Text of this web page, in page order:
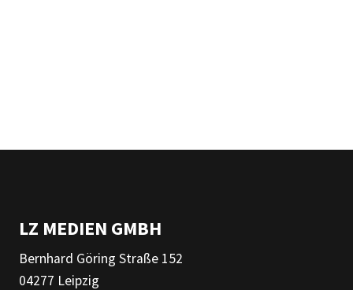
LZ MEDIEN GMBH
Bernhard Göring Straße 152
04277 Leipzig